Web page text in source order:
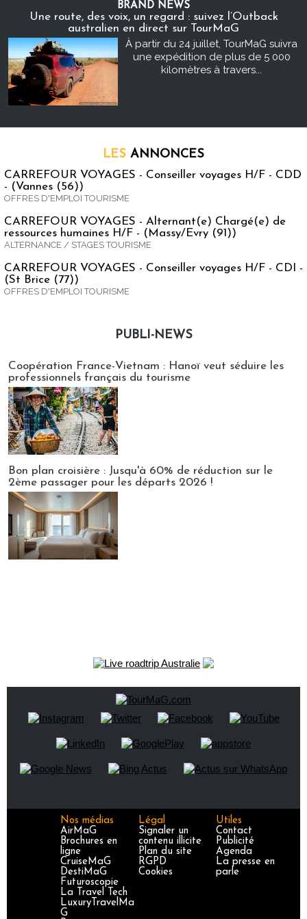
BRAND NEWS
Une route, des voix, un regard : suivez l’Outback
australien en direct sur TourMaG
À partir du 24 juillet, TourMaG suivra
une expédition de plus de 5 000
kilomètres à travers...
LES ANNONCES
CARREFOUR VOYAGES - Conseiller voyages H/F - CDD
- (Vannes (56))
OFFRES D'EMPLOI TOURISME
CARREFOUR VOYAGES - Alternant(e) Chargé(e) de
ressources humaines H/F - (Massy/Evry (91))
ALTERNANCE / STAGES TOURISME
CARREFOUR VOYAGES - Conseiller voyages H/F - CDI -
(St Brice (77))
OFFRES D'EMPLOI TOURISME
PUBLI-NEWS
Coopération France-Vietnam : Hanoï veut séduire les
professionnels français du tourisme
Bon plan croisière : Jusqu'à 60% de réduction sur le
2ème passager pour les départs 2026 !
Nos médias
AirMaG
Brochures en
ligne
CruiseMaG
DestiMaG
Futuroscopie
La Travel Tech
LuxuryTravelMa
G
Légal
Signaler un
contenu illicite
Plan du site
RGPD
Cookies
Utiles
Contact
Publicité
Agenda
La presse en
parle